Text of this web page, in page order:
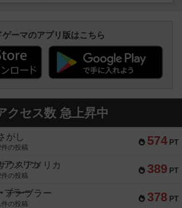
ゲーマのアプリ版はこちら
クセス数 急上昇中
574 PT
がし
件の投稿
389 PT
ウスアメリカ
件の投稿
378 PT
テーブラー
件の投稿